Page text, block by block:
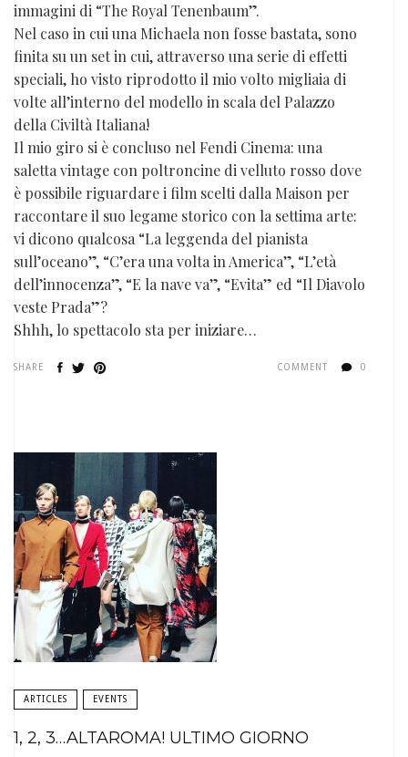
immagini di “The Royal Tenenbaum”.
Nel caso in cui una Michaela non fosse bastata, sono
finita su un set in cui, attraverso una serie di effetti
speciali, ho visto riprodotto il mio volto migliaia di
volte all’interno del modello in scala del Palazzo
della Civiltà Italiana!
Il mio giro si è concluso nel Fendi Cinema: una
saletta vintage con poltroncine di velluto rosso dove
è possibile riguardare i film scelti dalla Maison per
raccontare il suo legame storico con la settima arte:
vi dicono qualcosa “La leggenda del pianista
sull’oceano”, “C’era una volta in America”, “L’età
dell’innocenza”, “E la nave va”, “Evita” ed “Il Diavolo
veste Prada”?
Shhh, lo spettacolo sta per iniziare…
SHARE COMMENT 0
ARTICLES EVENTS
1, 2, 3…ALTAROMA! ULTIMO GIORNO